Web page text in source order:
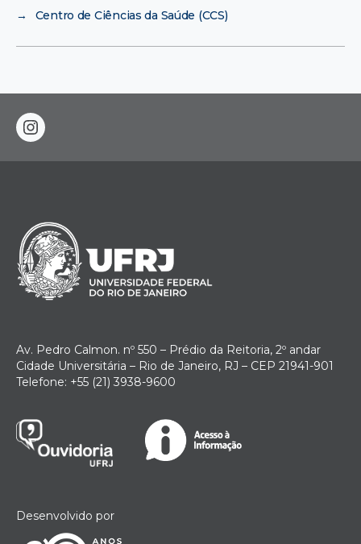
→
Centro de Ciências da Saúde (CCS)
instagram
Av. Pedro Calmon. nº 550 – Prédio da Reitoria, 2º andar
Cidade Universitária – Rio de Janeiro, RJ – CEP 21941-901
Telefone: +55 (21) 3938-9600
Desenvolvido por